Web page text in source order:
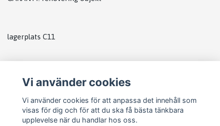
lagerplats C11
Vi använder cookies
Vi använder cookies för att anpassa det innehåll som
visas för dig och för att du ska få bästa tänkbara
upplevelse när du handlar hos oss.